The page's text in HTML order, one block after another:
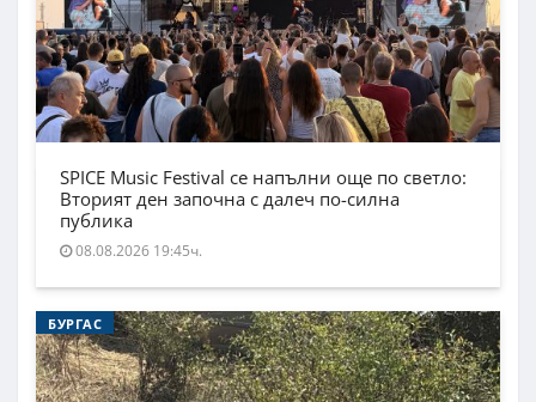
SPICE Music Festival се напълни още по светло:
Вторият ден започна с далеч по-силна
публика
08.08.2026 19:45ч.
БУРГАС